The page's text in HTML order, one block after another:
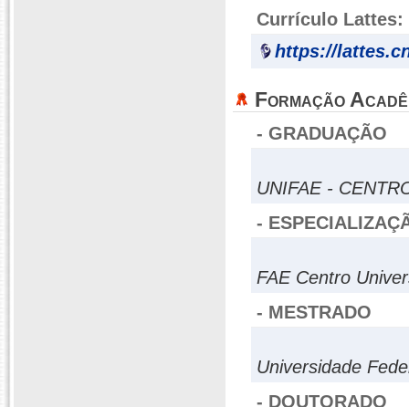
Currículo Lattes:
https://
Formação
- GRADUAÇÃO
UNIFAE -
-
FAE Centro
- MESTRADO
Universidade
- DOUTORADO